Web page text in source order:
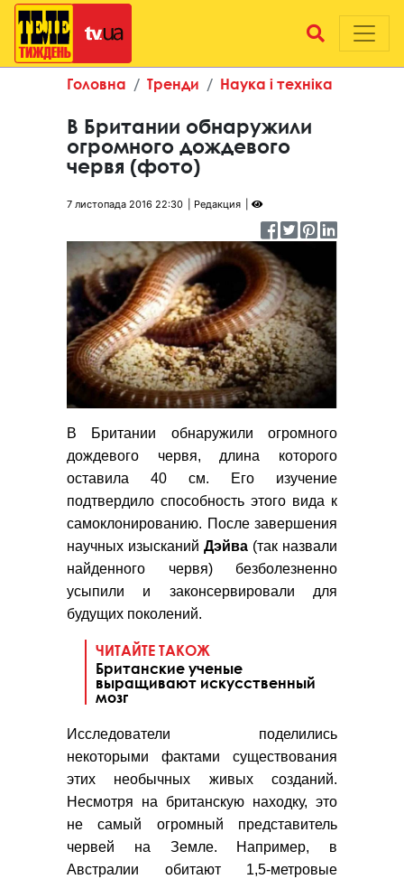
Головна Тренди Наука і техніка
В Британии обнаружили
огромного дождевого
червя (фото)
7 листопада 2016 22:30 Редакция
В Британии обнаружили огромного
дождевого червя, длина которого
оставила 40 см. Его изучение
подтвердило способность этого вида к
самоклонированию. После завершения
научных изысканий Дэйва (так назвали
найденного червя) безболезненно
усыпили и законсервировали для
будущих поколений.
ЧИТАЙТЕ ТАКОЖ
Британские ученые
выращивают искусственный
мозг
Исследователи поделились
некоторыми фактами существования
этих необычных живых созданий.
Несмотря на британскую находку, это
не самый огромный представитель
червей на Земле. Например, в
Австралии обитают 1,5-метровые